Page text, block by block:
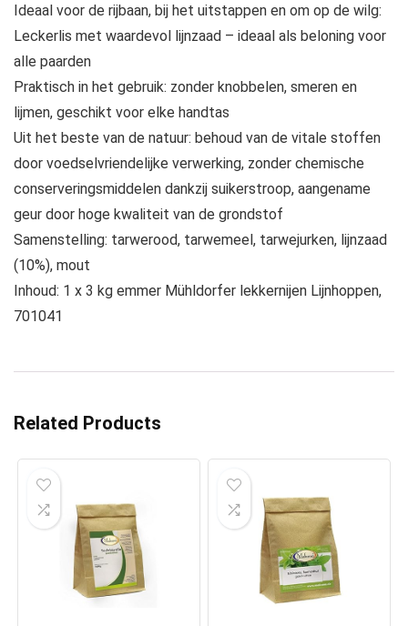
Ideaal voor de rijbaan, bij het uitstappen en om op de wilg:
Leckerlis met waardevol lijnzaad – ideaal als beloning voor
alle paarden
Praktisch in het gebruik: zonder knobbelen, smeren en
lijmen, geschikt voor elke handtas
Uit het beste van de natuur: behoud van de vitale stoffen
door voedselvriendelijke verwerking, zonder chemische
conserveringsmiddelen dankzij suikerstroop, aangename
geur door hoge kwaliteit van de grondstof
Samenstelling: tarwerood, tarwemeel, tarwejurken, lijnzaad
(10%), mout
Inhoud: 1 x 3 kg emmer Mühldorfer lekkernijen Lijnhoppen,
701041
Related Products